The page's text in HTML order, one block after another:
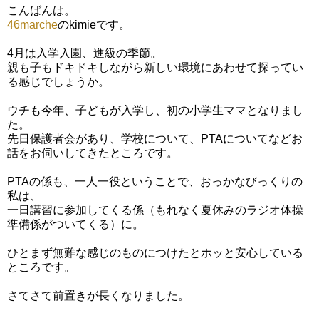
こんばんは。
46marcheのkimieです。
4月は入学入園、進級の季節。
親も子もドキドキしながら新しい環境にあわせて探ってい
る感じでしょうか。
ウチも今年、子どもが入学し、初の小学生ママとなりまし
た。
先日保護者会があり、学校について、PTAについてなどお
話をお伺いしてきたところです。
PTAの係も、一人一役ということで、おっかなびっくりの
私は、
一日講習に参加してくる係（もれなく夏休みのラジオ体操
準備係がついてくる）に。
ひとまず無難な感じのものにつけたとホッと安心している
ところです。
さてさて前置きが長くなりました。